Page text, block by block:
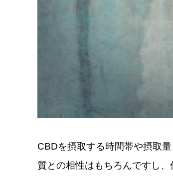
CBDを摂取する時間帯や摂取
質との相性はもちろんですし